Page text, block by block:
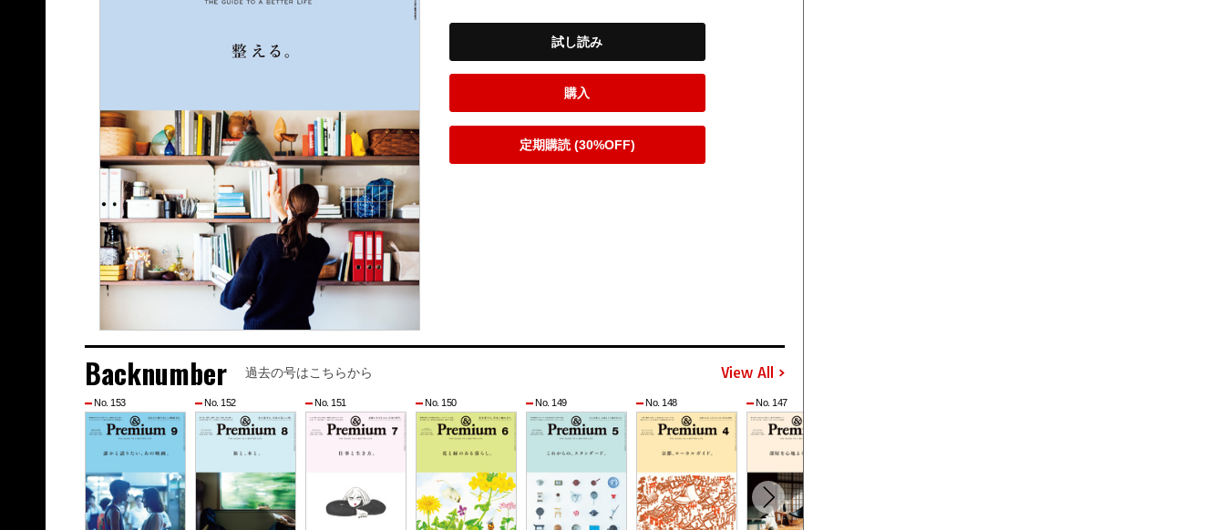
試し読み
購入
定期購読 (30%OFF)
Backnumber 過去の号はこちらから View All
No. 153 No. 152 No. 151 No. 150 No. 149 No. 148 No. 147